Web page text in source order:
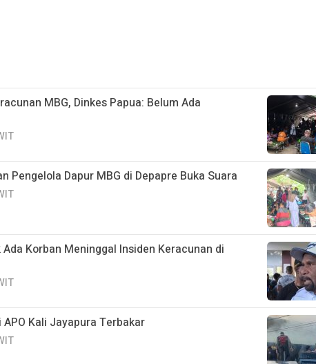
MBG, Dinkes Papua: Belum Ada
Pengelola Dapur MBG di Depapre Buka Suara
Korban Meninggal Insiden Keracunan di
Kali Jayapura Terbakar